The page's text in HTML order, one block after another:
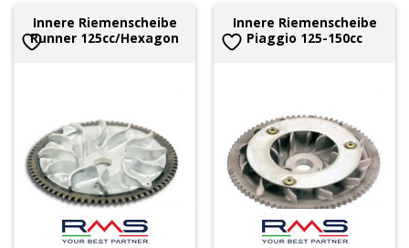
Innere Riemenscheibe
Runner 125cc/Hexagon
Innere Riemenscheibe
Piaggio 125-150cc